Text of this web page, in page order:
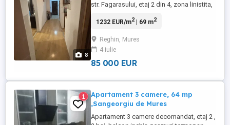
8
str. Fagarasului, etaj 2 din 4, zona linistita,
termopan Apartamentul este decomandat,
bucatarie, hol, baie recent renovata,
camara, trei camere, balcon. Dispune de: -
aragaz - cuptor electric - ...
1232 EUR/m2| 69 m2
Reghin, Mures
4 iulie
85 000 EUR
1
Apartament 3 camere, 64 mp
,Sangeorgiu de Mures
Apartament 3 camere decomandat, etaj 2 ,